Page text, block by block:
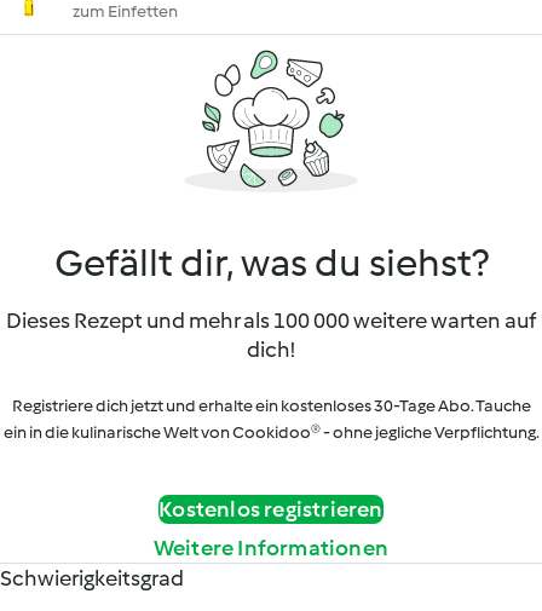
zum Einfetten
Gefällt dir, was du siehst?
Dieses Rezept und mehr als 100 000 weitere warten auf
dich!
Registriere dich jetzt und erhalte ein kostenloses 30-Tage Abo. Tauche
ein in die kulinarische Welt von Cookidoo® - ohne jegliche Verpflichtung.
Kostenlos registrieren
Weitere Informationen
Schwierigkeitsgrad